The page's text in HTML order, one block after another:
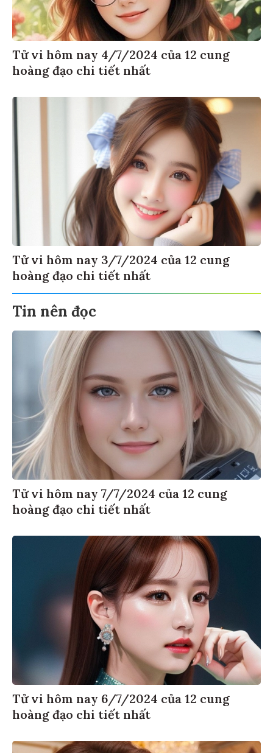
Tử vi hôm nay 4/7/2024 của 12 cung
hoàng đạo chi tiết nhất
Tử vi hôm nay 3/7/2024 của 12 cung
hoàng đạo chi tiết nhất
Tin nên đọc
Tử vi hôm nay 7/7/2024 của 12 cung
hoàng đạo chi tiết nhất
Tử vi hôm nay 6/7/2024 của 12 cung
hoàng đạo chi tiết nhất